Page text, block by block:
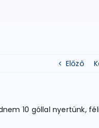
Előző
10 góllal nyertünk,